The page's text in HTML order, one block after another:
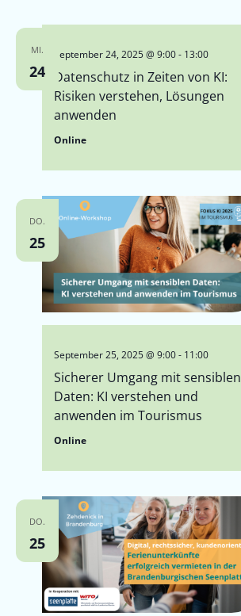
MI.
24
Datenschutz in Zeiten von KI:
Risiken verstehen, Lösungen
anwenden
September 24, 2025 @ 9:00- 13:00
Online
DO.
25
Sicherer Umgang mit sensiblen
Daten: KI verstehen und
anwenden im Tourismus
September 25, 2025 @ 9:00- 11:00
Online
DO.
25